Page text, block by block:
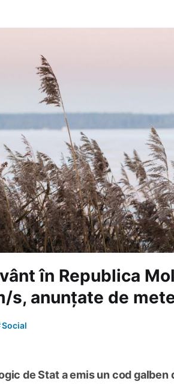
în Republica
s, anunțate de
Social
de Stat a emis un cod